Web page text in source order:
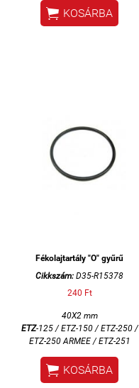
 KOSÁRBA
Fékolajtartály "O" gyűrű
Cikkszám: D35-R15378
240 Ft
40X2 mm
ETZ-125 / ETZ-150 / ETZ-250 /
ETZ-250 ARMEE / ETZ-251
 KOSÁRBA